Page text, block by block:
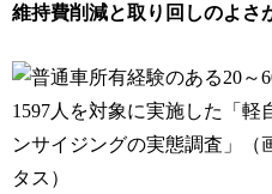
維持費削減と取り回しのよさ